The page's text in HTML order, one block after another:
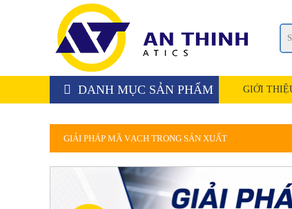
DANH MỤC SẢN PHẨM GIỚI
GIẢI PHÁP MÃ VẠCH TRONG SẢN XUẤT